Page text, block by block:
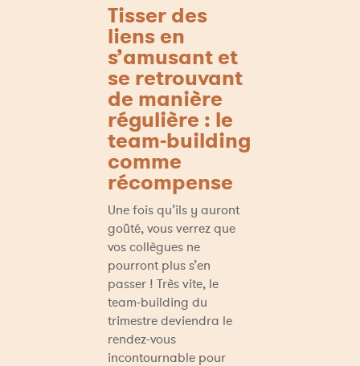
Tisser des
liens en
s’amusant et
se retrouvant
de manière
régulière : le
team-building
comme
récompense
Une fois qu’ils y auront
goûté, vous verrez que
vos collègues ne
pourront plus s’en
passer ! Très vite, le
team-building du
trimestre deviendra le
rendez-vous
incontournable pour